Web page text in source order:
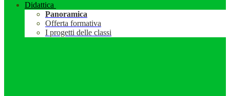
Didattica
Panoramica
Offerta formativa
I progetti delle classi